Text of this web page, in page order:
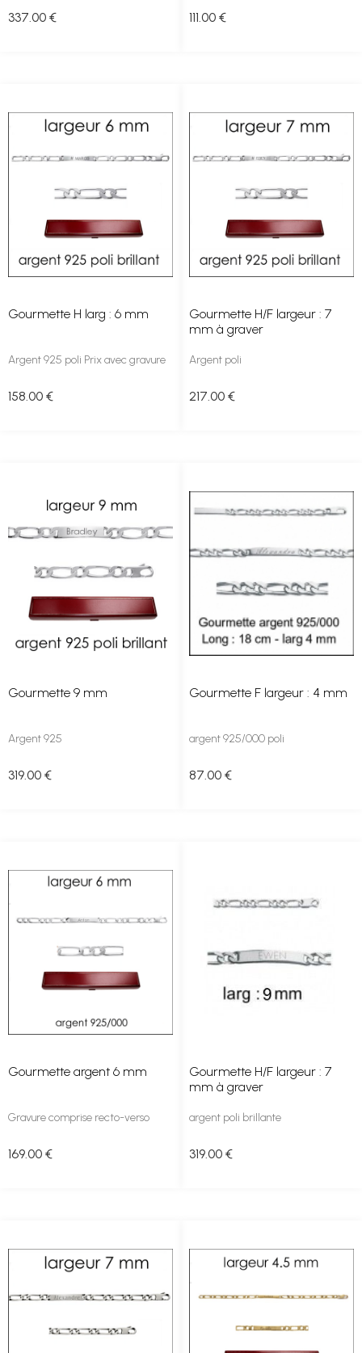
337 .00 € 111 .00 €
Gourmette H larg : 6 mm
Argent 925 poli Prix avec gravure
158 .00 €
Gourmette H/F largeur : 7
mm à graver
Argent poli
217 .00 €
Gourmette 9 mm
Argent 925
319.00 €
Gourmette F largeur : 4 mm
argent 925/000 poli
87 .00 €
Gourmette argent 6 mm
Gravure comprise recto-verso
169.00 €
Gourmette H/F largeur : 7
mm à graver
argent poli brillante
319.00 €